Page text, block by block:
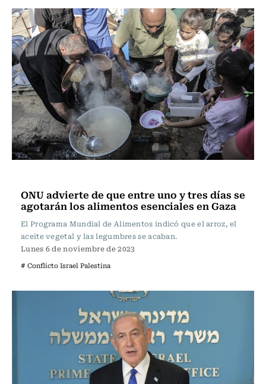
ONU advierte de que entre uno y tres días se
agotarán los alimentos esenciales en Gaza
El Programa Mundial de Alimentos indicó que el arroz, el
aceite vegetal y las legumbres se acaban.
Lunes 6 de noviembre de 2023
# Conflicto Israel Palestina